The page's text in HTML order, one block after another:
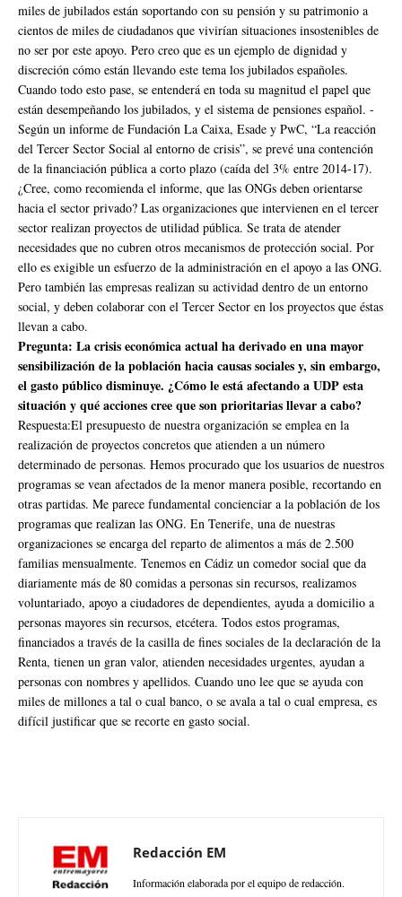
miles de jubilados están soportando con su pensión y su patrimonio a
cientos de miles de ciudadanos que vivirían situaciones insostenibles de
no ser por este apoyo. Pero creo que es un ejemplo de dignidad y
discreción cómo están llevando este tema los jubilados españoles.
Cuando todo esto pase, se entenderá en toda su magnitud el papel que
están desempeñando los jubilados, y el sistema de pensiones español. -
Según un informe de Fundación La Caixa, Esade y PwC, “La reacción
del Tercer Sector Social al entorno de crisis”, se prevé una contención
de la financiación pública a corto plazo (caída del 3% entre 2014-17).
¿Cree, como recomienda el informe, que las ONGs deben orientarse
hacia el sector privado? Las organizaciones que intervienen en el tercer
sector realizan proyectos de utilidad pública. Se trata de atender
necesidades que no cubren otros mecanismos de protección social. Por
ello es exigible un esfuerzo de la administración en el apoyo a las ONG.
Pero también las empresas realizan su actividad dentro de un entorno
social, y deben colaborar con el Tercer Sector en los proyectos que éstas
llevan a cabo.
Pregunta: La crisis económica actual ha derivado en una mayor
sensibilización de la población hacia causas sociales y, sin embargo,
el gasto público disminuye. ¿Cómo le está afectando a UDP esta
situación y qué acciones cree que son prioritarias llevar a cabo?
Respuesta:El presupuesto de nuestra organización se emplea en la
realización de proyectos concretos que atienden a un número
determinado de personas. Hemos procurado que los usuarios de nuestros
programas se vean afectados de la menor manera posible, recortando en
otras partidas. Me parece fundamental concienciar a la población de los
programas que realizan las ONG. En Tenerife, una de nuestras
organizaciones se encarga del reparto de alimentos a más de 2.500
familias mensualmente. Tenemos en Cádiz un comedor social que da
diariamente más de 80 comidas a personas sin recursos, realizamos
voluntariado, apoyo a ciudadores de dependientes, ayuda a domicilio a
personas mayores sin recursos, etcétera. Todos estos programas,
financiados a través de la casilla de fines sociales de la declaración de la
Renta, tienen un gran valor, atienden necesidades urgentes, ayudan a
personas con nombres y apellidos. Cuando uno lee que se ayuda con
miles de millones a tal o cual banco, o se avala a tal o cual empresa, es
difícil justificar que se recorte en gasto social.
Redacción EM
Información elaborada por el equipo de redacción.